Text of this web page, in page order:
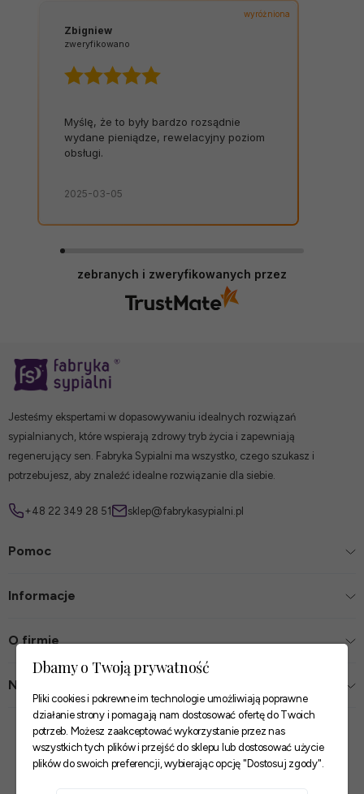
wyróżniona
Zbigniew
zweryfikowano
Myślę, że to były bardzo rozsądnie
wydane pieniądze, rewelacyjny poziom
obsługi.
2025-03-05
zebranych i zweryfikowanych przez
Jesteśmy ekspertami w dopasowywaniu idealnych rozwiązań
sypialnianych, które wspierają zdrowy tryb życia i zapewniają
regenerujący sen. Fabryka Sypialni ma wszystko, czego szukasz i
potrzebujesz, aby znaleźć idealne rozwiązanie dla siebie.
+48 22 349 28 51 sklep@fabrykasypialni.pl
Pomoc
Informacje
O firmie
Nasze sklepy
Zaufane płatności
Dbamy o Twoją prywatność
Pliki cookies i pokrewne im technologie umożliwiają poprawne
działanie strony i pomagają nam dostosować ofertę do Twoich
potrzeb. Możesz zaakceptować wykorzystanie przez nas
wszystkich tych plików i przejść do sklepu lub dostosować użycie
plików do swoich preferencji, wybierając opcję "Dostosuj zgody".